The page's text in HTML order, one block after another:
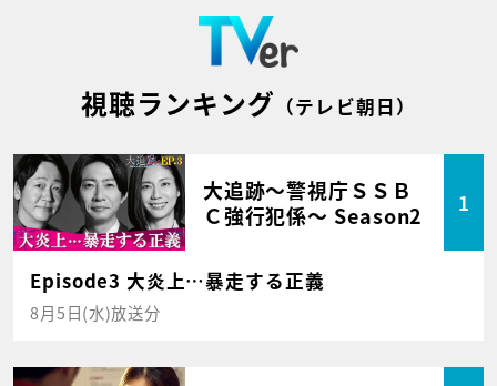
視聴ランキング （テレビ朝日）
大追跡～警視庁ＳＳＢ
Ｃ強行犯係～ Season2
1
Episode3 大炎上…暴走する正義
8月5日(水)放送分